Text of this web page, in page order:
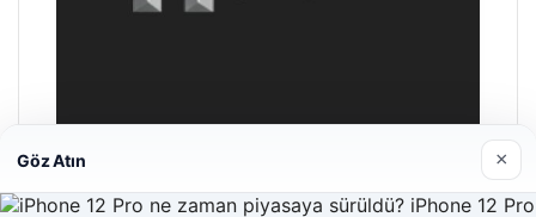
Göz Atın ×